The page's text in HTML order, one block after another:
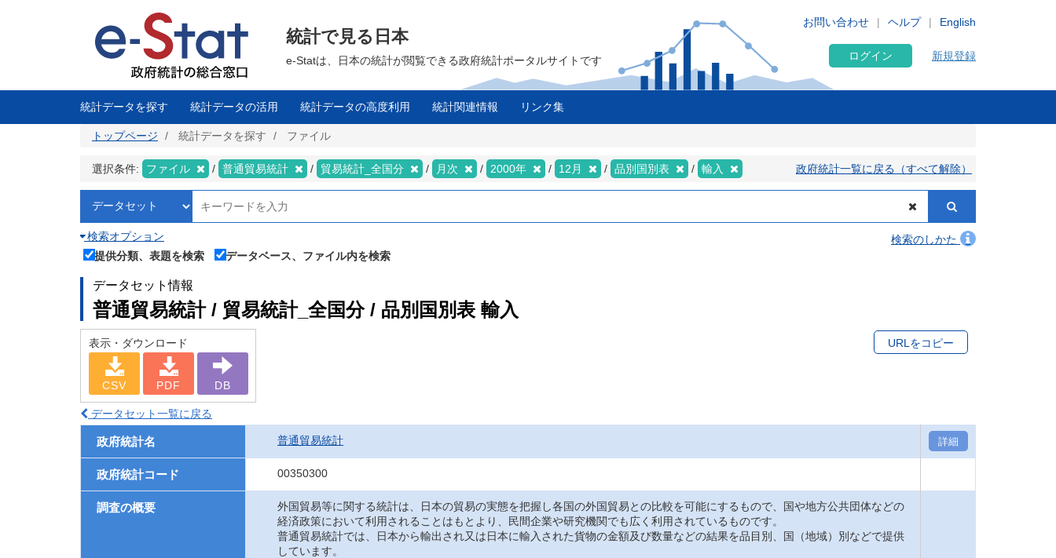
に
English
お問い合わせ ヘルプ
統計で見る日本
e-Statは、日本の統計が閲覧できる政府統計ポータルサイトです ログイン 新規登録
統計データを探す 統計データの活用 統計データの高度利用 統計関連情報 リンク集
トップページ 統計データを探す ファイル
選択条件: ファイル 普通貿易統計 貿易統計_全国分 月次 2000年 12月 品別国別表 輸入 政府統計一覧に戻る（すべて解除）
検索オプション
検索のしかた
提供分類、表題を検索
データベース、ファイル内を検索
データセット情報
普通貿易統計 / 貿易統計_全国分 / 品別国別表 輸入
表示・ダウンロード
CSV PDF DB
URLをコピー
データセット一覧に戻る
政府統計名 普通貿易統計 詳細
政府統計コード 00350300
調査の概要
外国貿易等に関する統計は、日本の貿易の実態を把握し各国の外国貿易との比較を可能にするもので、国や地方公共団体などの
経済政策において利用されることはもとより、民間企業や研究機関でも広く利用されているものです。
普通貿易統計では、日本から輸出され又は日本に輸入された貨物の金額及び数量などの結果を品目別、国（地域）別などで提供
しています。